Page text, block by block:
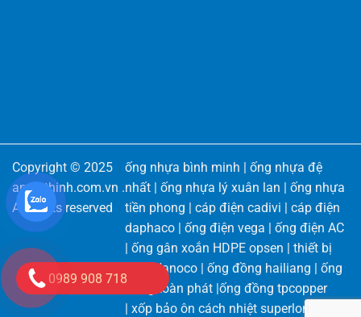
Copyright © 2025
angiathinh.com.vn .
All rights reserved
ống nhựa bình minh | ống nhựa đệ
nhất | ống nhựa lý xuân lan | ống nhựa
tiền phong | cáp điện cadivi | cáp điện
daphaco | ống điện vega | ống điện AC
| ống gân xoắn HDPE opsen | thiết bị
điện Nanoco | ống đồng hailiang | ống
đồng toàn phát |ống đồng tpcopper
| xốp bảo ôn cách nhiệt superlon
0989 908 718